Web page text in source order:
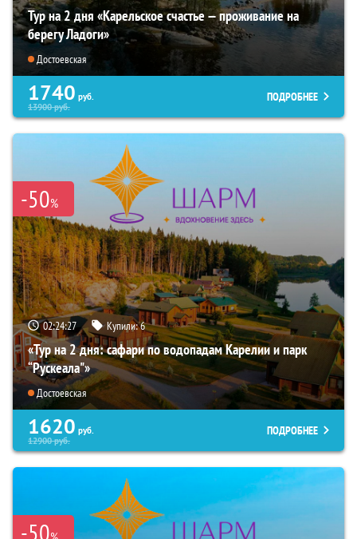
Тур на 2 дня «Карельское счастье — проживание на
берегу Ладоги»
Достоевская
1740 руб.
13900руб.
ПОДРОБНЕЕ
-50%
02:24:26 Купили:6
«Тур на 2 дня: сафари по водопадам Карелии и парк
“Рускеала"»
Достоевская
1620 руб.
12900руб.
ПОДРОБНЕЕ
-50